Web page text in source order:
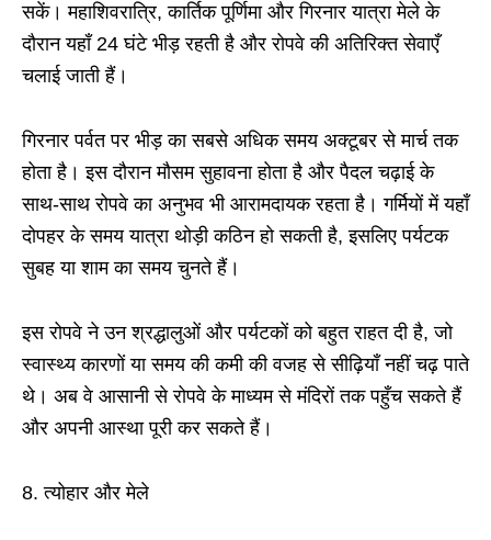
सकें। महाशिवरात्रि, कार्तिक पूर्णिमा और गिरनार यात्रा मेले के
दौरान यहाँ 24 घंटे भीड़ रहती है और रोपवे की अतिरिक्त सेवाएँ
चलाई जाती हैं।
गिरनार पर्वत पर भीड़ का सबसे अधिक समय अक्टूबर से मार्च तक
होता है। इस दौरान मौसम सुहावना होता है और पैदल चढ़ाई के
साथ-साथ रोपवे का अनुभव भी आरामदायक रहता है। गर्मियों में यहाँ
दोपहर के समय यात्रा थोड़ी कठिन हो सकती है, इसलिए पर्यटक
सुबह या शाम का समय चुनते हैं।
इस रोपवे ने उन श्रद्धालुओं और पर्यटकों को बहुत राहत दी है, जो
स्वास्थ्य कारणों या समय की कमी की वजह से सीढ़ियाँ नहीं चढ़ पाते
थे। अब वे आसानी से रोपवे के माध्यम से मंदिरों तक पहुँच सकते हैं
और अपनी आस्था पूरी कर सकते हैं।
8. त्योहार और मेले